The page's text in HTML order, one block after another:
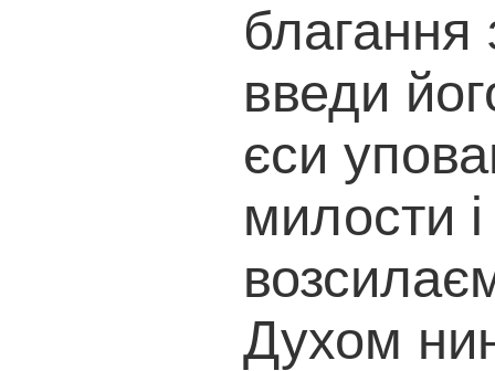
благання
введи
єси
милости і
Духом